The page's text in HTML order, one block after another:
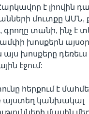
է լիովին
մուտքը ԱՄՆ,
տանի, ինչ է
խոսքերն այսօր
այս խոսքերը
էջում:
հերքում է
կանխակալ
մասին